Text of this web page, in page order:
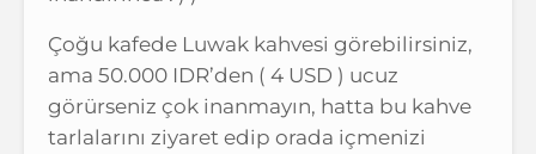
Çoğu kafede Luwak kahvesi görebilirsiniz,
ama 50.000 IDR’den ( 4 USD ) ucuz
görürseniz çok inanmayın, hatta bu kahve
tarlalarını ziyaret edip orada içmenizi